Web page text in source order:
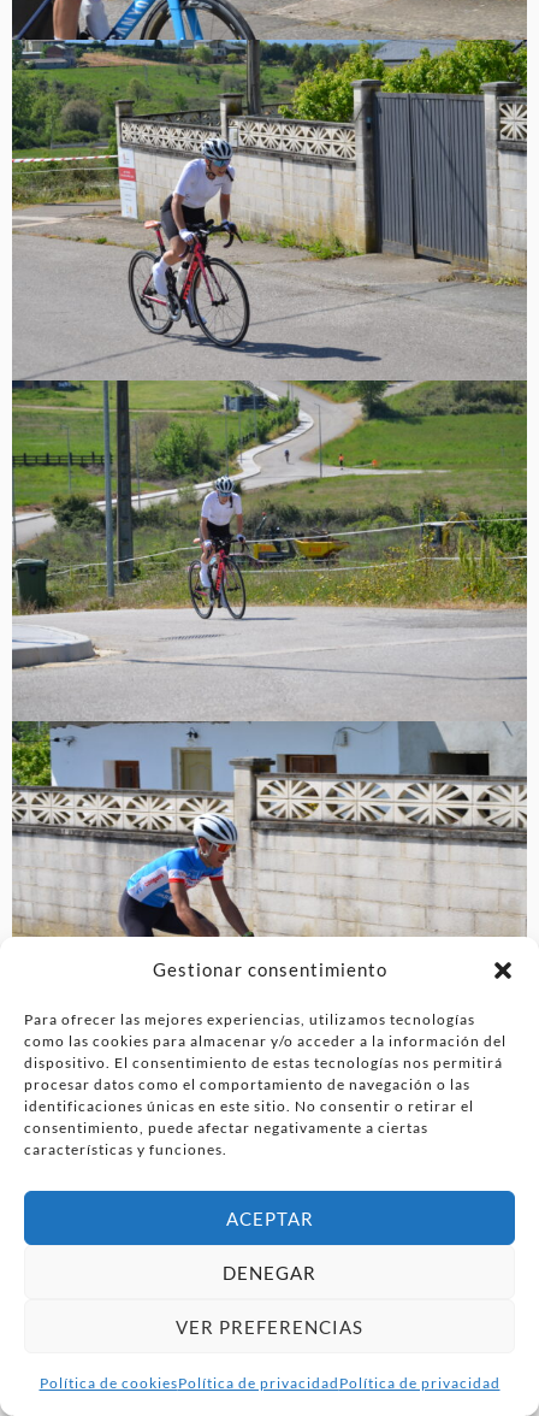
Gestionar consentimiento
Para ofrecer las mejores experiencias, utilizamos tecnologías
como las cookies para almacenar y/o acceder a la información del
dispositivo. El consentimiento de estas tecnologías nos permitirá
procesar datos como el comportamiento de navegación o las
identificaciones únicas en este sitio. No consentir o retirar el
consentimiento, puede afectar negativamente a ciertas
características y funciones.
ACEPTAR
DENEGAR
VER PREFERENCIAS
Política de cookiesPolítica de privacidad Política de privacidad